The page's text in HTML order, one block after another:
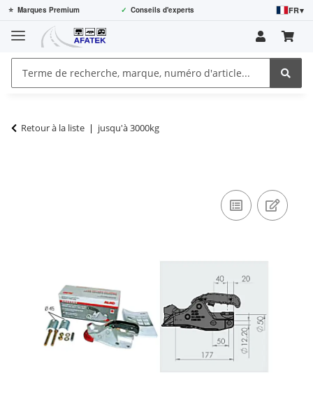
⭐ Marques Premium ✓ Conseils d'experts FR▾
Retour à la liste jusqu'à 3000kg